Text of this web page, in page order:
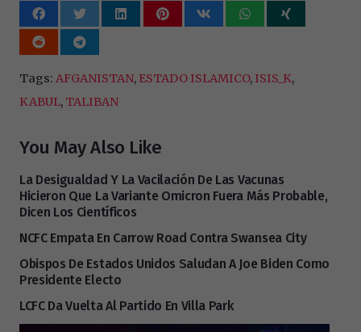
Tags: AFGANISTAN, ESTADO ISLAMICO, ISIS_K,
KABUL, TALIBAN
You May Also Like
La Desigualdad Y La Vacilación De Las Vacunas
Hicieron Que La Variante Omicron Fuera Más Probable,
Dicen Los Científicos
NCFC Empata En Carrow Road Contra Swansea City
Obispos De Estados Unidos Saludan A Joe Biden Como
Presidente Electo
LCFC Da Vuelta Al Partido En Villa Park